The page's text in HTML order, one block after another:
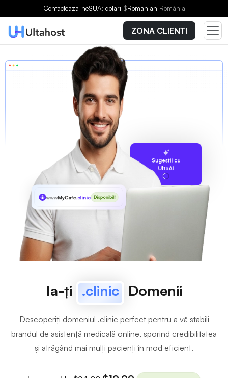
Contacteaza-neSUA: dolari $Romanian România
ZONA CLIENTI
Sugestii cu
UltaAI
wwwMyCafe.clinic Disponibil!
Ia-ți .clinic Domenii
Descoperiți domeniul .clinic perfect pentru a vă stabili
brandul de asistență medicală online, sporind credibilitatea
și atrăgând mai mulți pacienți în mod eficient.